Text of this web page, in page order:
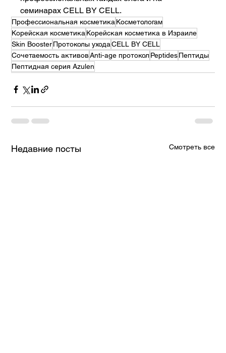
семинарах CELL BY CELL.
Профессиональная косметика Косметологам
Корейская косметика Корейская косметика в Израиле
Skin BoosterПротоколы ухода CELL BY CELL
Сочетаемость активовAnti-age протоколPeptidesПептиды
Пептидная серия Azulen
Недавние посты Смотреть все